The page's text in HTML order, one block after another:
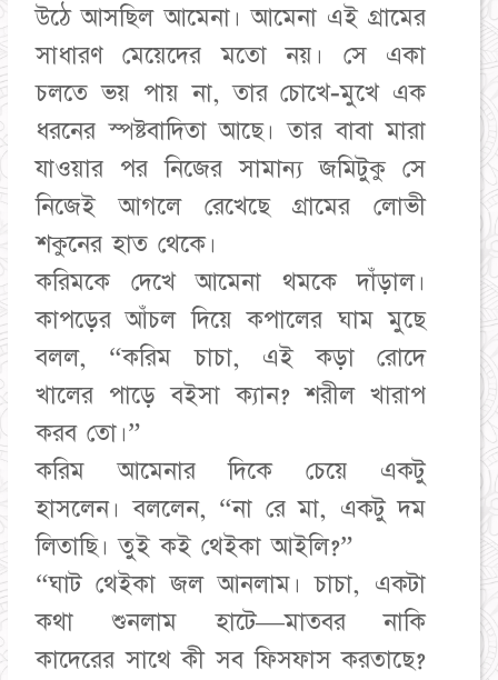
উঠে আসছিল আমেনা। আমেনা এই গ্রামের
সাধারণ মেয়েদের মতো নয়। সে একা
চলতে ভয় পায় না, তার চোখে-মুখে এক
ধরনের স্পষ্টবাদিতা আছে। তার বাবা মারা
যাওয়ার পর নিজের সামান্য জমিটুকু সে
নিজেই আগলে রেখেছে গ্রামের লোভী
শকুনের হাত থেকে।
​করিমকে দেখে আমেনা থমকে দাঁড়াল।
কাপড়ের আঁচল দিয়ে কপালের ঘাম মুছে
বলল, “করিম চাচা, এই কড়া রোদে
খালের পাড়ে বইসা ক্যান? শরীল খারাপ
করব তো।”
​করিম আমেনার দিকে চেয়ে একটু
হাসলেন। বললেন, “না রে মা, একটু দম
লিতাছি। তুই কই থেইকা আইলি?”
​“ঘাট থেইকা জল আনলাম। চাচা, একটা
কথা শুনলাম হাটে—মাতবর নাকি
কাদেরের সাথে কী সব ফিসফাস করতাছে?